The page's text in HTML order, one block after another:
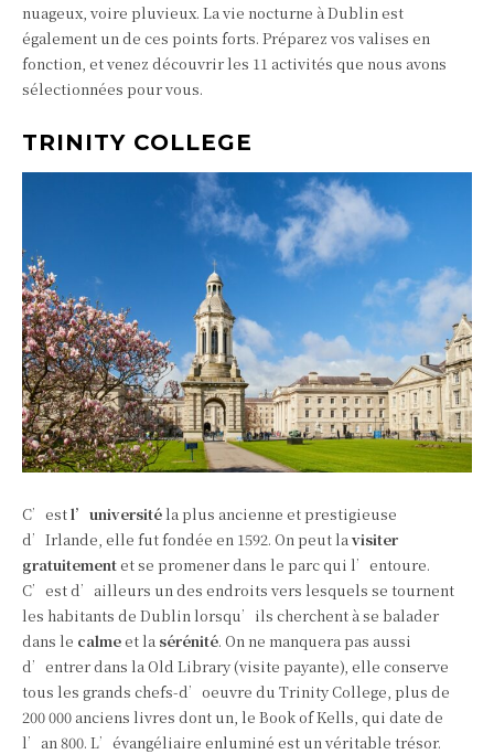
nuageux, voire pluvieux. La vie nocturne à Dublin est
également un de ces points forts. Préparez vos valises en
fonction, et venez découvrir les 11 activités que nous avons
sélectionnées pour vous.
TRINITY COLLEGE
C’estl’universitéla plus ancienne et prestigieuse
d’Irlande, elle fut fondée en 1592. On peut lavisiter
gratuitementet se promener dans le parc qui l’entoure.
C’est d’ailleurs un des endroits vers lesquels se tournent
les habitants de Dublin lorsqu’ils cherchent à se balader
dans le calmeet la sérénité. On ne manquera pas aussi
d’entrer dans la Old Library (visite payante), elle conserve
tous les grands chefs-d’oeuvre du Trinity College, plus de
200 000 anciens livres dont un, le Book of Kells, qui date de
l’an 800. L’évangéliaire enluminé est un véritable trésor.